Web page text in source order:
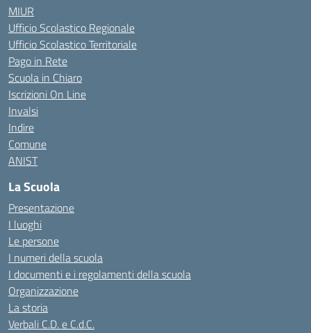
MIUR
Ufficio Scolastico Regionale
Ufficio Scolastico Territoriale
Pago in Rete
Scuola in Chiaro
Iscrizioni On Line
Invalsi
Indire
Comune
ANIST
La Scuola
Presentazione
I luoghi
Le persone
I numeri della scuola
I documenti e i regolamenti della scuola
Organizzazione
La storia
Verbali C.D. e C.d.C.